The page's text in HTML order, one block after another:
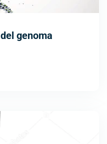
genoma